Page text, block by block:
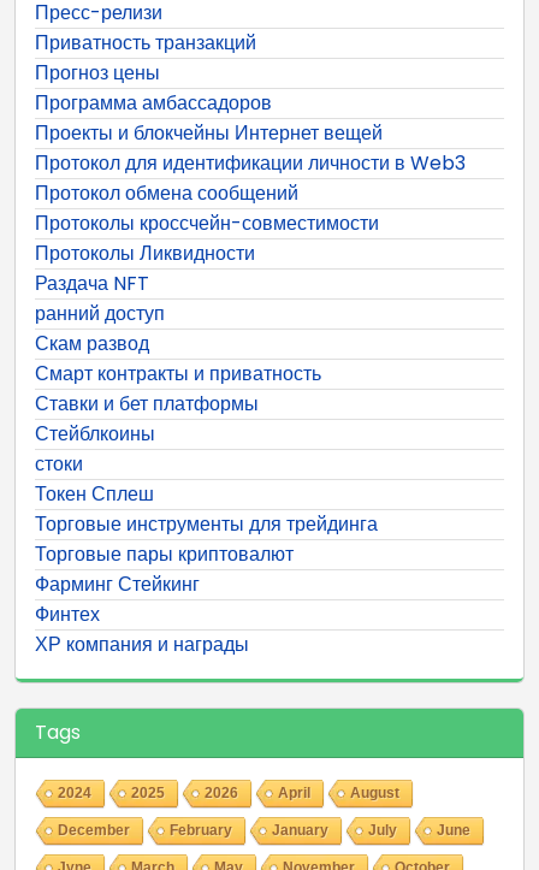
Пресс-релизи
Приватность транзакций
Прогноз цены
Программа амбассадоров
Проекты и блокчейны Интернет вещей
Протокол для идентификации личности в Web3
Протокол обмена сообщений
Протоколы кроссчейн-совместимости
Протоколы Ликвидности
Раздача NFT
ранний доступ
Скам развод
Смарт контракты и приватность
Ставки и бет платформы
Стейблкоины
стоки
Токен Сплеш
Торговые инструменты для трейдинга
Торговые пары криптовалют
Фарминг Стейкинг
Финтех
ХР компания и награды
Tags
2024 2025 2026 April August
December February January July June